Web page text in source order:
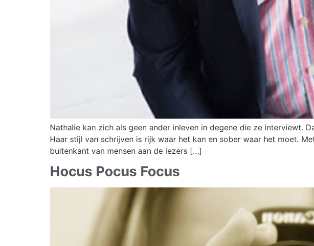
Nathalie kan zich als geen ander inleven in degene die ze interviewt.
Haar stijl van schrijven is rijk waar het kan en sober waar het moet.
buitenkant van mensen aan de lezers […]
Hocus Pocus Focus